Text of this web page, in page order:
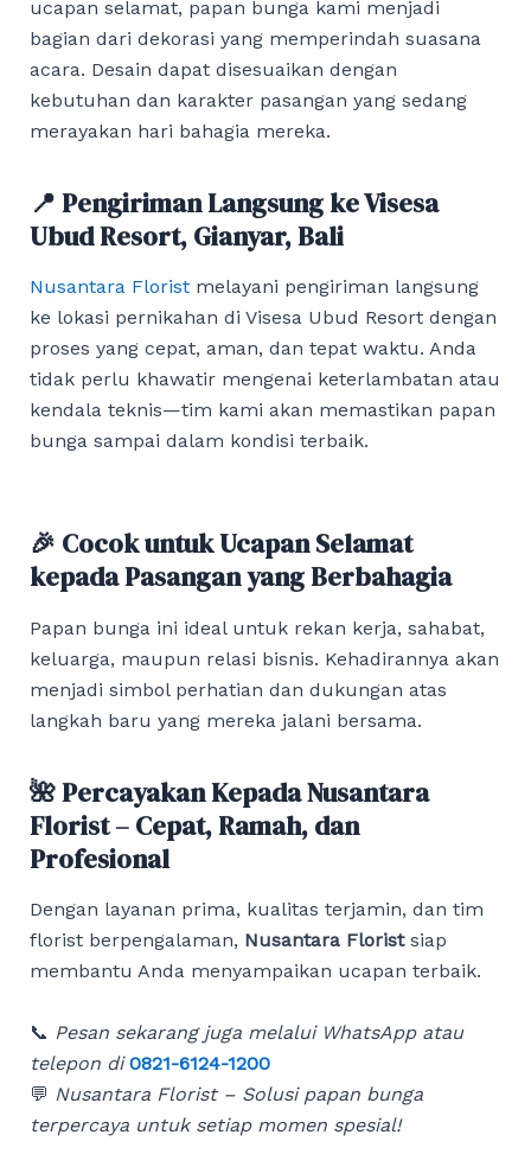
ucapan selamat, papan bunga kami menjadi
bagian dari dekorasi yang memperindah suasana
acara. Desain dapat disesuaikan dengan
kebutuhan dan karakter pasangan yang sedang
merayakan hari bahagia mereka.
📍 Pengiriman Langsung ke Visesa
Ubud Resort, Gianyar, Bali
Nusantara Floristmelayani pengiriman langsung
ke lokasi pernikahan di Visesa Ubud Resort dengan
proses yang cepat, aman, dan tepat waktu. Anda
tidak perlu khawatir mengenai keterlambatan atau
kendala teknis—tim kami akan memastikan papan
bunga sampai dalam kondisi terbaik.
🎉 Cocok untuk Ucapan Selamat
kepada Pasangan yang Berbahagia
Papan bunga ini ideal untuk rekan kerja, sahabat,
keluarga, maupun relasi bisnis. Kehadirannya akan
menjadi simbol perhatian dan dukungan atas
langkah baru yang mereka jalani bersama.
🌺 Percayakan Kepada Nusantara
Florist – Cepat, Ramah, dan
Profesional
Dengan layanan prima, kualitas terjamin, dan tim
florist berpengalaman, Nusantara Floristsiap
membantu Anda menyampaikan ucapan terbaik.
📞 Pesan sekarang juga melalui WhatsApp atau
telepon di 0821-6124-1200
💬 Nusantara Florist – Solusi papan bunga
terpercaya untuk setiap momen spesial!